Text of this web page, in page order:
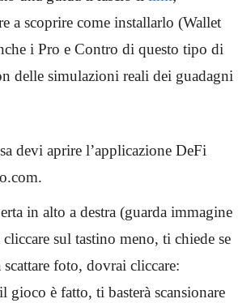
a scoprire come installarlo (Wallet
i Pro e Contro di questo tipo di
delle simulazioni reali dei guadagni
devi aprire l’applicazione DeFi
in alto a destra (guarda immagine
sul tastino meno, ti chiede se
foto, dovrai cliccare:
gioco è fatto, ti basterà scansionare